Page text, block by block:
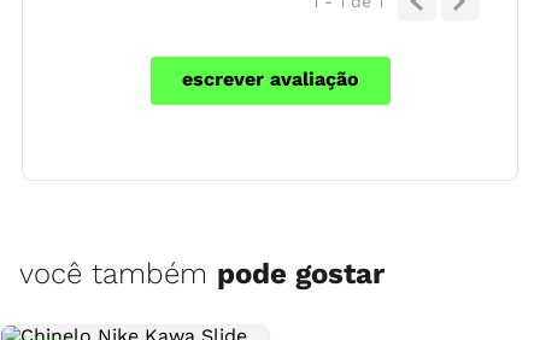
escrever avaliação
você também pode gostar